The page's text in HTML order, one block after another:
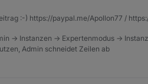
:-) https://paypal.me/Apollon77 /
-> Instanzen -> Expertenmodus ->
Admin schneidet Zeilen ab